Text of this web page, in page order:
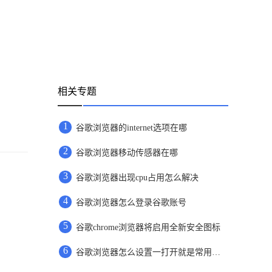
相关专题
1 谷歌浏览器的internet选项在哪
2 谷歌浏览器移动传感器在哪
3 谷歌浏览器出现cpu占用怎么解决
4 谷歌浏览器怎么登录谷歌账号
5 谷歌chrome浏览器将启用全新安全图标
6 ​谷歌浏览器怎么设置一打开就是常用网页